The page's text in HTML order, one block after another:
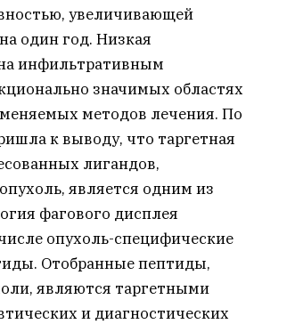
увеличивающей
один год. Низкая
инфильтративным
значимых областях
методов лечения. По
к выводу, что таргетная
лигандов,
является одним из
фагового дисплея
опухоль-специфические
Отобранные пептиды,
являются таргетными
и диагностических